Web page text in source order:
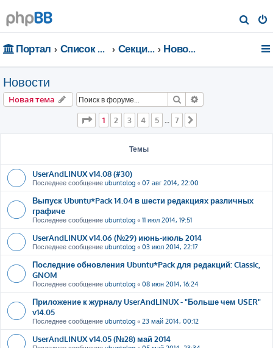
о
Портал Список форумов Секции портала Новости
Новости
Новая тема Поиск
Страница из
1 2 3 4 5 … 7
Темы
UserAndLINUX v14.08 (#30)
Последнее сообщение ubuntolog « 07 авг 2014, 22:00
Выпуск Ubuntu*Pack 14.04 в шести редакциях различных
графиче
Последнее сообщение ubuntolog « 11 июл 2014, 19:51
UserAndLINUX v14.06 (№29) июнь-июль 2014
Последнее сообщение ubuntolog « 03 июл 2014, 22:17
Последние обновления Ubuntu*Pack для редакций: Classic,
GNOM
Последнее сообщение ubuntolog « 08 июн 2014, 16:24
Приложение к журналу UserAndLINUX - "Больше чем USER"
v14.05
Последнее сообщение ubuntolog « 23 май 2014, 00:12
UserAndLINUX v14.05 (№28) май 2014